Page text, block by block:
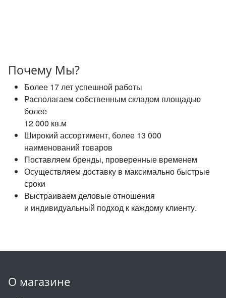
Почему Мы?
Более 17 лет успешной работы
Располагаем собственным складом площадью
более
12 000 кв.м
Широкий ассортимент, более 13 000
наименований товаров
Поставляем бренды, проверенные временем
Осуществляем доставку в максимально быстрые
сроки
Выстраиваем деловые отношения
и индивидуальный подход к каждому клиенту.
О магазине